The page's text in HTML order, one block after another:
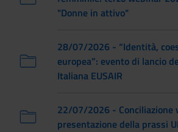
"Donne in attivo"
28/07/2026 - “Identità,
europea”: evento di lancio
Italiana EUSAIR
22/07/2026 - Conciliazione
presentazione della prassi